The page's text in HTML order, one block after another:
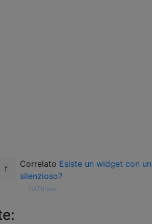
Correlato Esiste un widget con
silenzioso?
GAThrawn